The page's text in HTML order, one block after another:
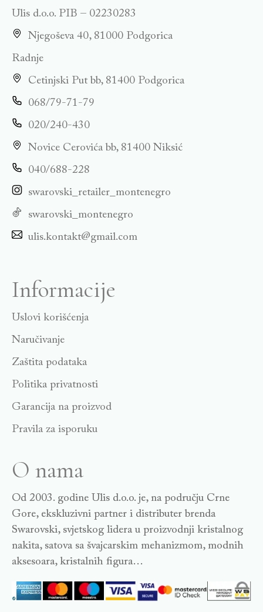
Ulis d.o.o. PIB – 02230283
Njegoševa 40, 81000 Podgorica
Radnje
Cetinjski Put bb, 81400 Podgorica
068/79-71-79
020/240-430
Novice Cerovića bb, 81400 Niksić
040/688-228
swarovski_retailer_montenegro
swarovski_montenegro
ulis.kontakt@gmail.com
Informacije
Uslovi korišćenja
Naručivanje
Zaštita podataka
Politika privatnosti
Garancija na proizvod
Pravila za isporuku
O nama
Od 2003. godine Ulis d.o.o. je, na području Crne
Gore, ekskluzivni partner i distributer brenda
Swarovski, svjetskog lidera u proizvodnji kristalnog
nakita, satova sa švajcarskim mehanizmom, modnih
aksesoara, kristalnih figura…